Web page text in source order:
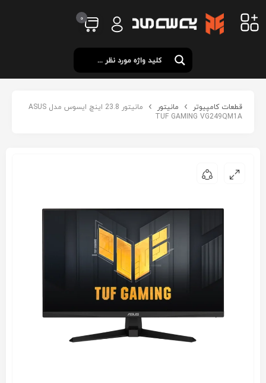
0
قطعات کامپیوتر مانیتور
مانیتور 23.8 اینچ ایسوس مدل ASUS
TUF GAMING VG249QM1A